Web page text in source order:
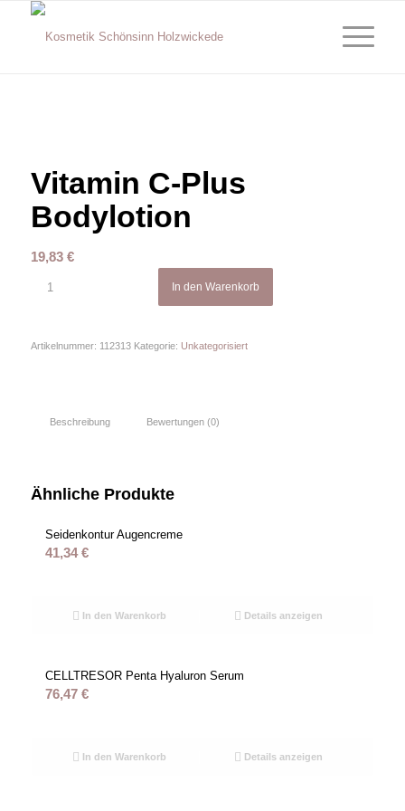
Vitamin C-Plus
Bodylotion
19,83 €
In den Warenkorb
Artikelnummer: 112313 Kategorie: Unkategorisiert
Beschreibung Bewertungen (0)
Ähnliche Produkte
Seidenkontur Augencreme
41,34€
In den Warenkorb Details anzeigen
CELLTRESOR Penta Hyaluron Serum
76,47 €
In den Warenkorb Details anzeigen